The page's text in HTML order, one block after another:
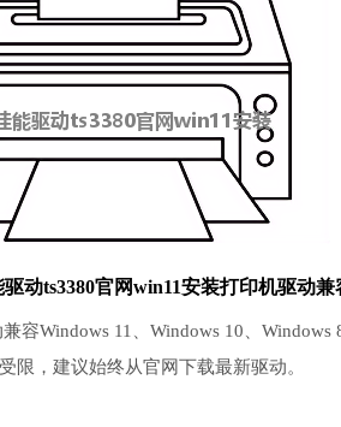
动ts3380官网win11安装打印机驱动兼
容Windows 11、Windows 10、
限，建议始终从官网下载最新驱动。